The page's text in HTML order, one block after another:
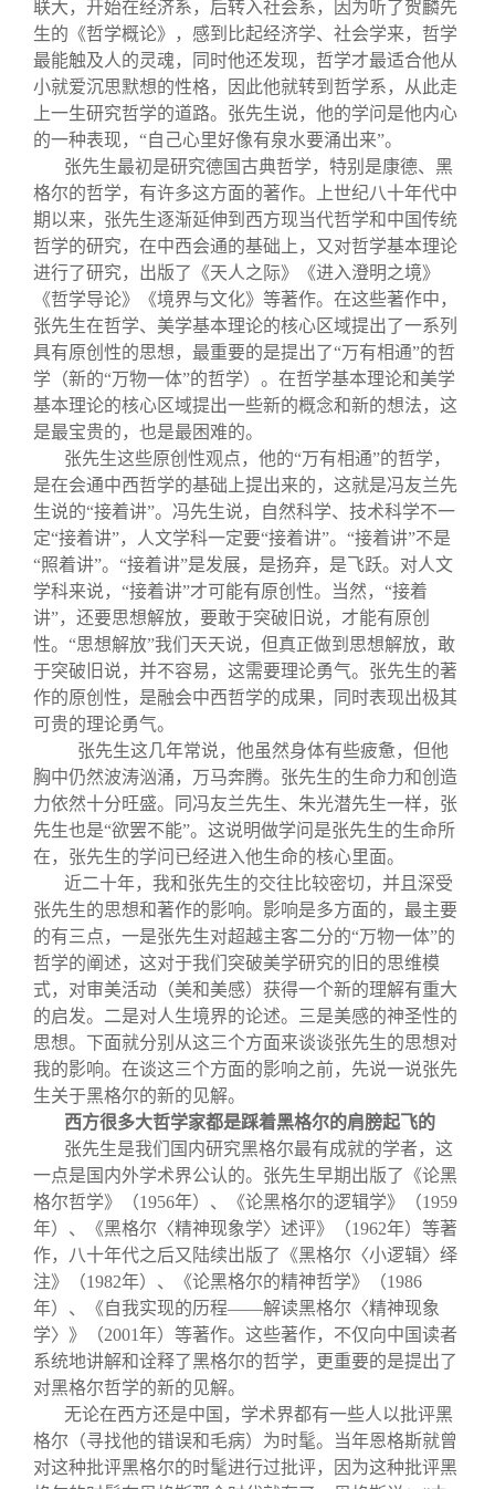
联大，开始在经济系，后转入社会系，因为听了贺麟先
生的《哲学概论》，感到比起经济学、社会学来，哲学
最能触及人的灵魂，同时他还发现，哲学才最适合他从
小就爱沉思默想的性格，因此他就转到哲学系，从此走
上一生研究哲学的道路。张先生说，他的学问是他内心
的一种表现，“自己心里好像有泉水要涌出来”。
张先生最初是研究德国古典哲学，特别是康德、黑
格尔的哲学，有许多这方面的著作。上世纪八十年代中
期以来，张先生逐渐延伸到西方现当代哲学和中国传统
哲学的研究，在中西会通的基础上，又对哲学基本理论
进行了研究，出版了《天人之际》《进入澄明之境》
《哲学导论》《境界与文化》等著作。在这些著作中，
张先生在哲学、美学基本理论的核心区域提出了一系列
具有原创性的思想，最重要的是提出了“万有相通”的哲
学（新的“万物一体”的哲学）。在哲学基本理论和美学
基本理论的核心区域提出一些新的概念和新的想法，这
是最宝贵的，也是最困难的。
张先生这些原创性观点，他的“万有相通”的哲学，
是在会通中西哲学的基础上提出来的，这就是冯友兰先
生说的“接着讲”。冯先生说，自然科学、技术科学不一
定“接着讲”，人文学科一定要“接着讲”。“接着讲”不是
“照着讲”。“接着讲”是发展，是扬弃，是飞跃。对人文
学科来说，“接着讲”才可能有原创性。当然，“接着
讲”，还要思想解放，要敢于突破旧说，才能有原创
性。“思想解放”我们天天说，但真正做到思想解放，敢
于突破旧说，并不容易，这需要理论勇气。张先生的著
作的原创性，是融会中西哲学的成果，同时表现出极其
可贵的理论勇气。
张先生这几年常说，他虽然身体有些疲惫，但他
胸中仍然波涛汹涌，万马奔腾。张先生的生命力和创造
力依然十分旺盛。同冯友兰先生、朱光潜先生一样，张
先生也是“欲罢不能”。这说明做学问是张先生的生命所
在，张先生的学问已经进入他生命的核心里面。
近二十年，我和张先生的交往比较密切，并且深受
张先生的思想和著作的影响。影响是多方面的，最主要
的有三点，一是张先生对超越主客二分的“万物一体”的
哲学的阐述，这对于我们突破美学研究的旧的思维模
式，对审美活动（美和美感）获得一个新的理解有重大
的启发。二是对人生境界的论述。三是美感的神圣性的
思想。下面就分别从这三个方面来谈谈张先生的思想对
我的影响。在谈这三个方面的影响之前，先说一说张先
生关于黑格尔的新的见解。
西方很多大哲学家都是踩着黑格尔的肩膀起飞的
张先生是我们国内研究黑格尔最有成就的学者，这
一点是国内外学术界公认的。张先生早期出版了《论黑
格尔哲学》（1956年）、《论黑格尔的逻辑学》（1959
年）、《黑格尔〈精神现象学〉述评》（1962年）等著
作，八十年代之后又陆续出版了《黑格尔〈小逻辑〉绎
注》（1982年）、《论黑格尔的精神哲学》（1986
年）、《自我实现的历程——解读黑格尔〈精神现象
学〉》（2001年）等著作。这些著作，不仅向中国读者
系统地讲解和诠释了黑格尔的哲学，更重要的是提出了
对黑格尔哲学的新的见解。
无论在西方还是中国，学术界都有一些人以批评黑
格尔（寻找他的错误和毛病）为时髦。当年恩格斯就曾
对这种批评黑格尔的时髦进行过批评，因为这种批评黑